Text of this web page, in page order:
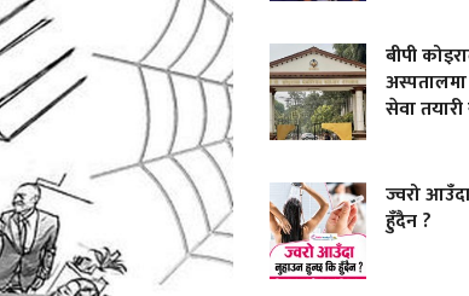
बीपी
अस्पतालमा
सेवा
ज्वरो
हुँदैन ?